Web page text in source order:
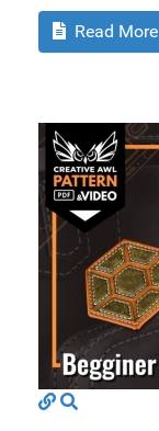
Read More